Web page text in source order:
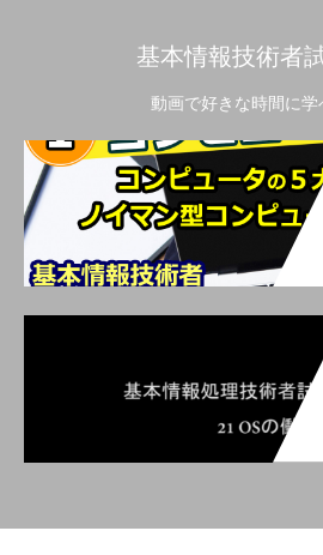
基本情報技術者
動画で好きな時間に学